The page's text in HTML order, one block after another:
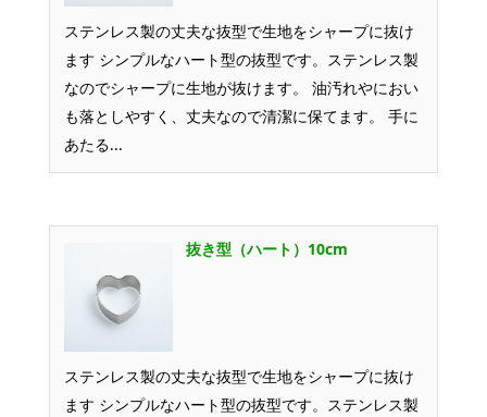
ステンレス製の丈夫な抜型で生地をシャープに抜け
ます シンプルなハート型の抜型です。ステンレス製
なのでシャープに生地が抜けます。 油汚れやにおい
も落としやすく、丈夫なので清潔に保てます。 手に
あたる...
抜き型（ハート）10cm
ステンレス製の丈夫な抜型で生地をシャープに抜け
ます シンプルなハート型の抜型です。ステンレス製